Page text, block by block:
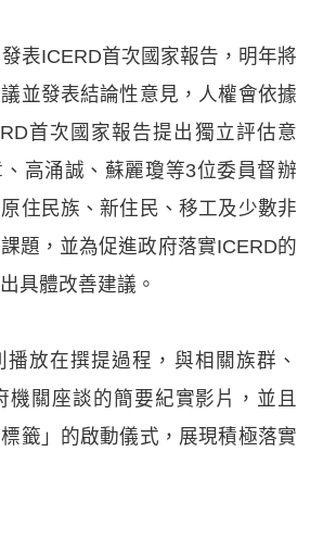
表ICERD首次國家報告，明年將
並發表結論性意見，人權會依據
首次國家報告提出獨立評估意
高涌誠、蘇麗瓊等3位委員督辦
住民族、新住民、移工及少數非
題，並為促進政府落實ICERD的
具體改善建議。
放在撰提過程，與相關族群、
機關座談的簡要紀實影片，並且
籤」的啟動儀式，展現積極落實